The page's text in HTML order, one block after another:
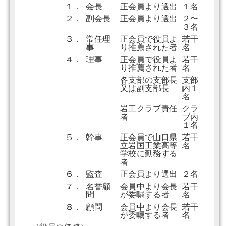
１．
会長 正会員より選出
１名
２．
副会長 正会員より選出
２〜
３名
３．
常任理
事
正会員で役員よ
り推薦された者
若干
名
４．
理事
正会員で役員よ
り推薦された者
若干
名
各支部の支部長
又は副支部長
支部
内１
名
岩工クラブ責任
者
クラ
ブ内
１名
５．
幹事
正会員で山口県
立岩国工業高等
学校に勤務する
者
若干
名
６． 監査 正会員より選出
２名
７．
名誉顧
問
会員中より会長
が委嘱する者
若干
名
８．
顧問
会員中より会長
が委嘱する者
若干
名